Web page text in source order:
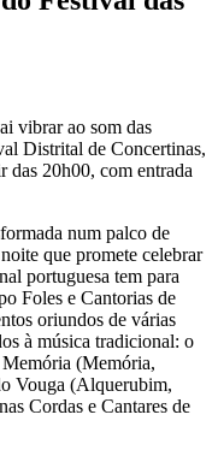
vibrar ao som das
Distrital de Concertinas,
das 20h00, com entrada
num palco de
que promete celebrar
portuguesa tem para
Foles e Cantorias de
oriundos de várias
à música tradicional: o
(Memória,
Vouga (Alquerubim,
Cordas e Cantares de